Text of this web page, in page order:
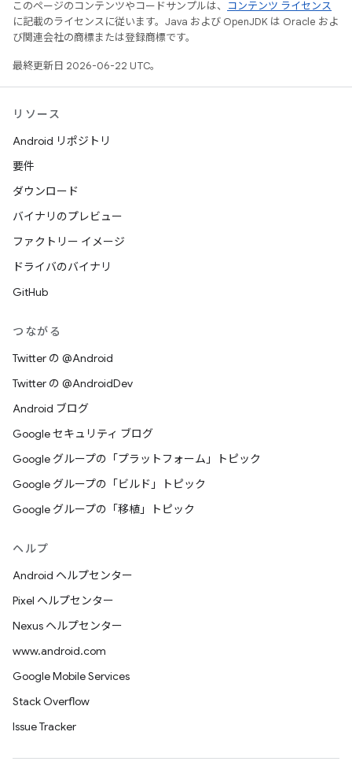
このページのコンテンツやコードサンプルは、
コンテンツ ライセンス
に記載のライセンスに従います。Java および OpenJDK は Oracle およ
び関連会社の商標または登録商標です。
最終更新日 2026-06-22 UTC。
リソース
Android リポジトリ
要件
ダウンロード
バイナリのプレビュー
ファクトリー イメージ
ドライバのバイナリ
GitHub
つながる
Twitter の @Android
Twitter の @AndroidDev
Android ブログ
Google セキュリティ ブログ
Google グループの「プラットフォーム」トピック
Google グループの「ビルド」トピック
Google グループの「移植」トピック
ヘルプ
Android ヘルプセンター
Pixel ヘルプセンター
Nexus ヘルプセンター
www.android.com
Google Mobile Services
Stack Overflow
Issue Tracker